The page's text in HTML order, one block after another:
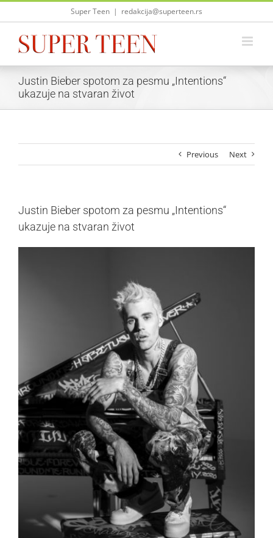
Skip
Super Teen | redakcija@superteen.rs
Justin Bieber spotom za pesmu „Intentions“
ukazuje na stvaran život
Previous Next
Justin Bieber spotom za pesmu „Intentions“
ukazuje na stvaran život